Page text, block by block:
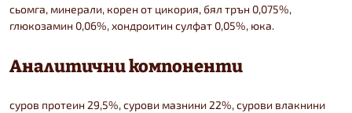
сьомга, минерали, корен от цикория, бял трън 0,075%,
глюкозамин 0,06%, хондроитин сулфат 0,05%, юка.
Аналитични компоненти
суров протеин 29,5%, сурови мазнини 22%, сурови влакнини